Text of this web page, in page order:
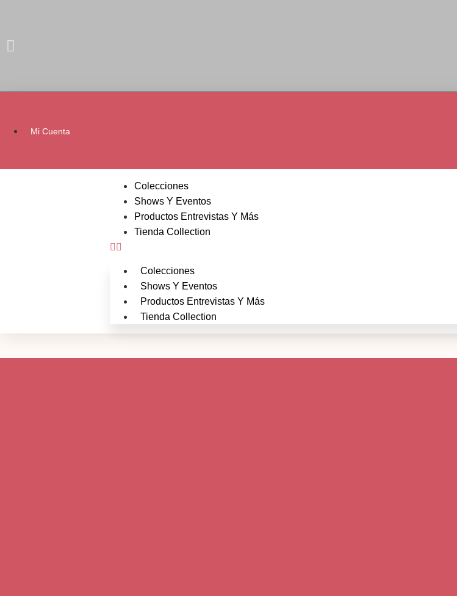
Mi Cuenta
Colecciones
Shows Y Eventos
Productos Entrevistas Y Más
Tienda Collection
Colecciones
Shows Y Eventos
Productos Entrevistas Y Más
Tienda Collection